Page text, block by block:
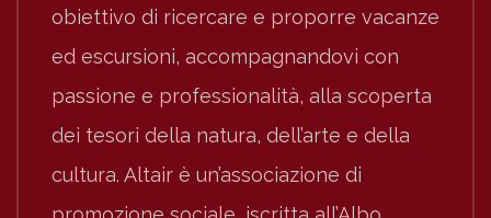
obiettivo di ricercare e proporre vacanze
ed escursioni, accompagnandovi con
passione e professionalità, alla scoperta
dei tesori della natura, dell’arte e della
cultura. Altair è un’associazione di